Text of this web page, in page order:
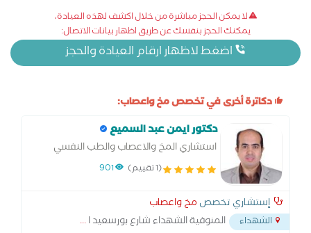
لا يمكن الحجز مباشرة من خلال اكشف لهذه العيادة،
يمكنك الحجز بنفسك عن طريق اظهار بيانات الاتصال:
اضغط لاظهار ارقام العيادة والحجز
دكاترة أخرى في تخصص مخ واعصاب:
دكتور ايمن عبد السميع
استشاري المخ والاعصاب والطب النفسي
ورسم الاعصاب والعضلات ورسم المخ
(1 تقييم) 901
إستشاري تخصص مخ واعصاب
الشهداء المنوفية الشهداء شارع بورسعيد ا...